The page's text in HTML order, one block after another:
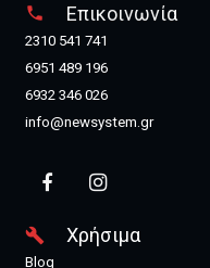
phone Επικοινωνία
2310 541 741
6951 489 196
6932 346 026
info@newsystem.gr
build Χρήσιμα
Blog